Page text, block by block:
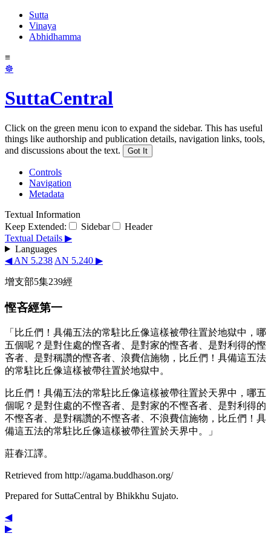
Sutta
Vinaya
Abhidhamma
≡
☸
SuttaCentral
Click on the green menu icon to expand the sidebar. This has useful
things like authorship and publication details, navigation links, tools,
and discussions about the text.
Got It
Controls
Navigation
Metadata
Textual Information
Keep Extended:
Sidebar
Header
Textual Details ▶
Languages
◀ AN 5.238 AN 5.240 ▶
增支部5集239經
慳吝經第一
「比丘們！具備五法的常駐比丘像這樣被帶往置於地獄中，哪
五個呢？是對住處的慳吝者、是對家的慳吝者、是對利得的慳
吝者、是對稱讚的慳吝者、浪費信施物，比丘們！具備這五法
的常駐比丘像這樣被帶往置於地獄中。
比丘們！具備五法的常駐比丘像這樣被帶往置於天界中，哪五
個呢？是對住處的不慳吝者、是對家的不慳吝者、是對利得的
不慳吝者、是對稱讚的不慳吝者、不浪費信施物，比丘們！具
備這五法的常駐比丘像這樣被帶往置於天界中。」
莊春江譯。
Retrieved from http://agama.buddhason.org/
Prepared for SuttaCentral by Bhikkhu Sujato.
◀
▶